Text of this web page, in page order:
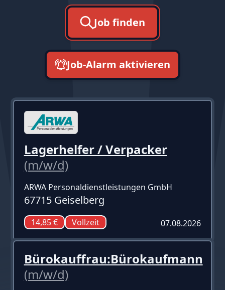
Job finden
Job-Alarm aktivieren
Lagerhelfer / Verpacker
(m/w/d)
ARWA Personaldienstleistungen GmbH
67715 Geiselberg
14,85 € Vollzeit 07.08.2026
Bürokauffrau:Bürokaufmann
(m/w/d)